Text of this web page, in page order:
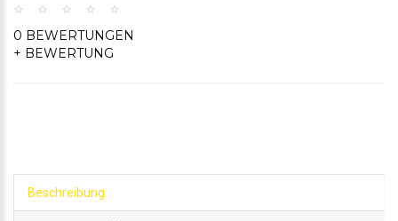
0 BEWERTUNGEN
+ BEWERTUNG
Beschreibung